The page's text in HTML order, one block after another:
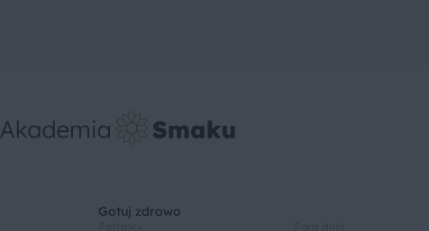
Gotuj zdrowo